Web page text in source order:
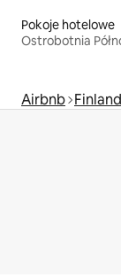
Pokoje hotelowe
Ostrobotnia
Airbnb